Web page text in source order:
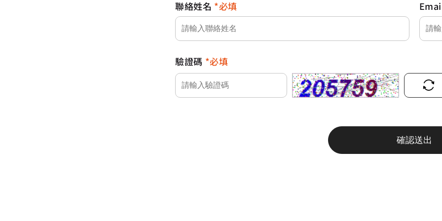
聯絡姓名 必填
驗證碼 必填
確認送出